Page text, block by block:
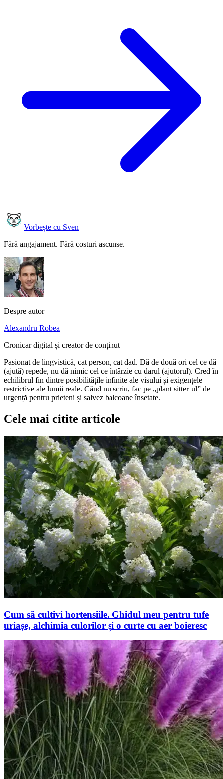
Vorbește cu Sven
Fără angajament. Fără costuri ascunse.
Despre autor
Alexandru Robea
Cronicar digital și creator de conținut
Pasionat de lingvistică, cat person, cat dad. Dă de două ori cel ce dă
(ajută) repede, nu dă nimic cel ce întârzie cu darul (ajutorul). Cred în
echilibrul fin dintre posibilitățile infinite ale visului și exigențele
restrictive ale lumii reale. Când nu scriu, fac pe „plant sitter-ul” de
urgență pentru prieteni și salvez balcoane însetate.
Cele mai citite articole
Cum să cultivi hortensiile. Ghidul meu pentru tufe
uriașe, alchimia culorilor și o curte cu aer boieresc